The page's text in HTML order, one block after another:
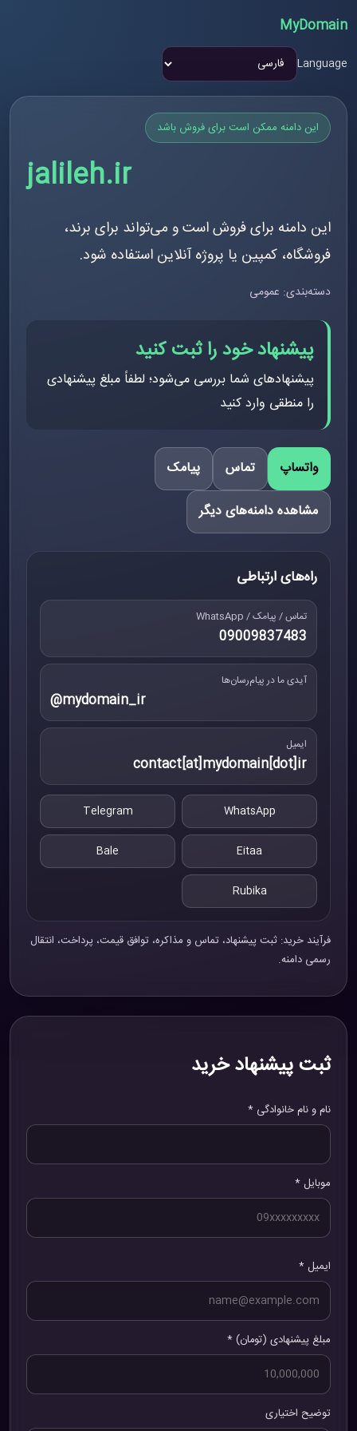
MyDomain
Language
این دامنه ممکن است برای فروش باشد
jalileh.ir
این دامنه برای فروش است و می‌تواند برای برند،
فروشگاه، کمپین یا پروژه آنلاین استفاده شود.
دسته‌بندی: عمومی
پیشنهاد خود را ثبت کنید
پیشنهادهای شما بررسی می‌شود؛ لطفاً مبلغ پیشنهادی
را منطقی وارد کنید
واتساپ تماس
پیامک
مشاهده دامنه‌های دیگر
راه‌های ارتباطی
تماس / پیامک / WhatsApp
09009837483
آیدی ما در پیام‌رسان‌ها
@mydomain_ir
ایمیل
contact[at]mydomain[dot]ir
WhatsApp
Telegram
Eitaa
Bale
Rubika
فرآیند خرید: ثبت پیشنهاد، تماس و مذاکره، توافق قیمت، پرداخت، انتقال
رسمی دامنه.
ثبت پیشنهاد خرید
نام و نام خانوادگی *
موبایل *
ایمیل *
مبلغ پیشنهادی (تومان) *
توضیح اختیاری